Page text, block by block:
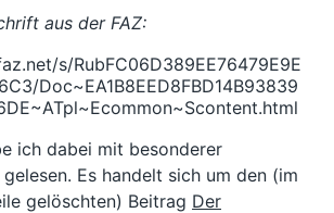
aus der FAZ:
ich dabei mit besonderer
Es handelt sich um den (im
gelöschten) Beitrag Der